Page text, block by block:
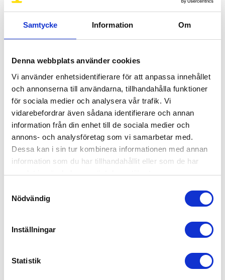
Samtycke Information Om
Denna webbplats använder cookies
Vi använder enhetsidentifierare för att anpassa innehållet
och annonserna till användarna, tillhandahålla funktioner
för sociala medier och analysera vår trafik. Vi
vidarebefordrar även sådana identifierare och annan
information från din enhet till de sociala medier och
annons- och analysföretag som vi samarbetar med.
Dessa kan i sin tur kombinera informationen med annan
information som du har tillhandahållit eller som de har
samlat in när du har använt deras tjänster.
Nödvändig
Inställningar
Statistik
Saxlift 13,80m SkyJack 4740
Saxlift 7,80m SkyJack SJ 3219